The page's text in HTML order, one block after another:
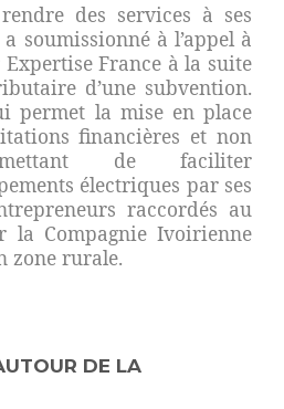
des services à ses
soumissionné à l’appel à
France à la suite
d’une subvention.
permet la mise en place
financières et non
de faciliter
électriques par ses
raccordés au
la Compagnie Ivoirienne
zone rurale.
DE LA